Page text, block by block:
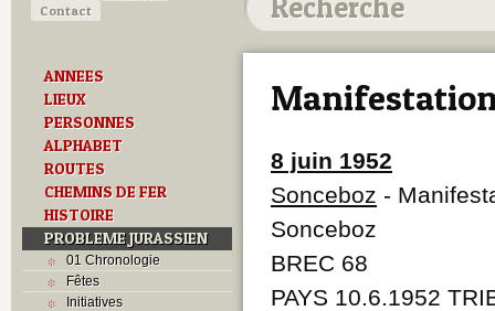
Contact
ANNEES
LIEUX
PERSONNES
ALPHABET
ROUTES
CHEMINS DE FER
HISTOIRE
PROBLEME JURASSIEN
01 Chronologie
Fêtes
Initiatives
8 juin 1952
Sonceboz -
Sonceboz
BREC 68
PAYS 10.6.1952